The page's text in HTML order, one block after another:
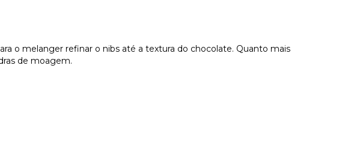
o melanger refinar o nibs até a textura do chocolate. Quanto mais
de moagem.